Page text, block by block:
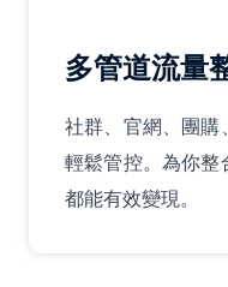
多管道流量
社群、官網、團
輕鬆管控。為你整
都能有效變現。